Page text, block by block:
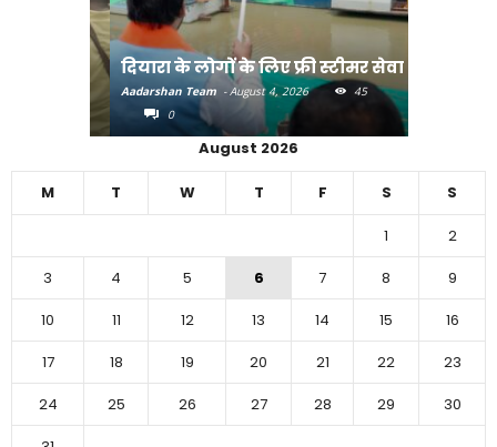
दियारा के लोगों के लिए फ्री स्टीमर सेवा
Aadarshan Team - August 4, 2026
45
0
August 2026
M T W T F S S
1
2
3
4 5 6 7 8
9
10
11 12 13 14 15
16
17
18 19 20 21 22
23
24
25 26 27 28 29
30